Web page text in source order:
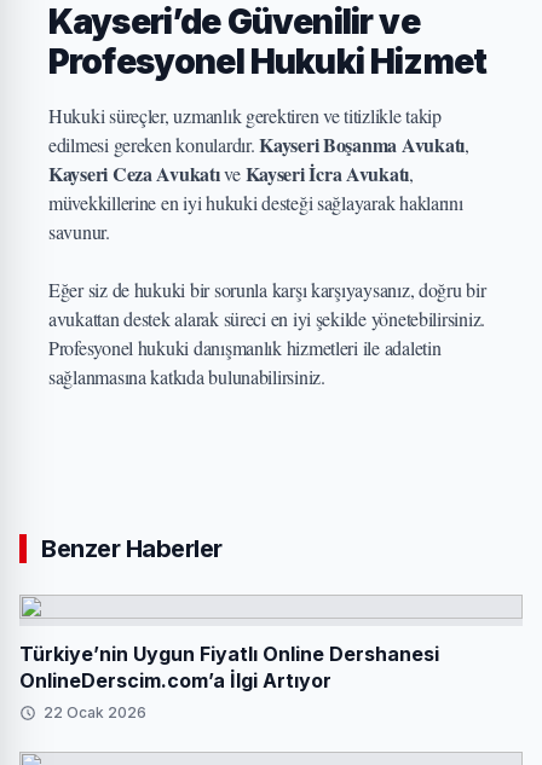
Kayseri’de Güvenilir ve
Profesyonel Hukuki Hizmet
Hukuki süreçler, uzmanlık gerektiren ve titizlikle takip
edilmesi gereken konulardır.Kayseri Boşanma Avukatı,
Kayseri Ceza AvukatıveKayseri İcra Avukatı,
müvekkillerine en iyi hukuki desteği sağlayarak haklarını
savunur.
Eğer siz de hukuki bir sorunla karşı karşıyaysanız, doğru bir
avukattan destek alarak süreci en iyi şekilde yönetebilirsiniz.
Profesyonel hukuki danışmanlık hizmetleri ile adaletin
sağlanmasına katkıda bulunabilirsiniz.
Benzer Haberler
Türkiye’nin Uygun Fiyatlı Online Dershanesi
OnlineDerscim.com’a İlgi Artıyor
22 Ocak 2026